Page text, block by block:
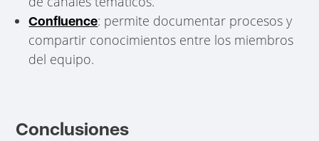
Confluence: permite documentar procesos y
compartir conocimientos entre los miembros
del equipo.
Conclusiones